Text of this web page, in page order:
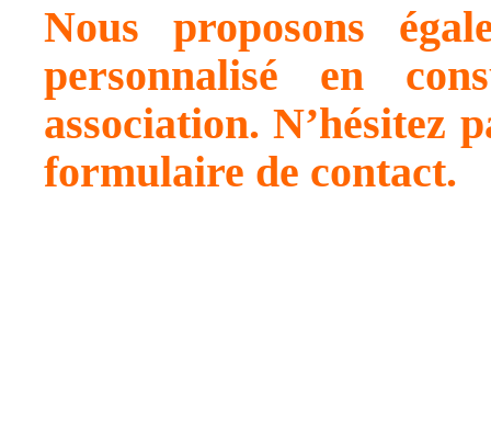
Nous proposons
personnalisé en
association. N’hésitez
formulaire de contact.